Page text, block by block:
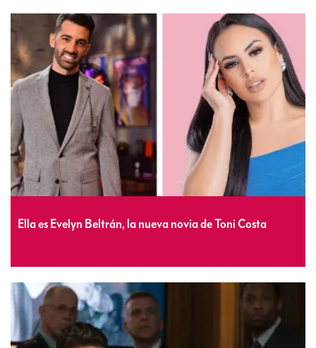
Ella es Evelyn Beltrán, la nueva novia de Toni Costa